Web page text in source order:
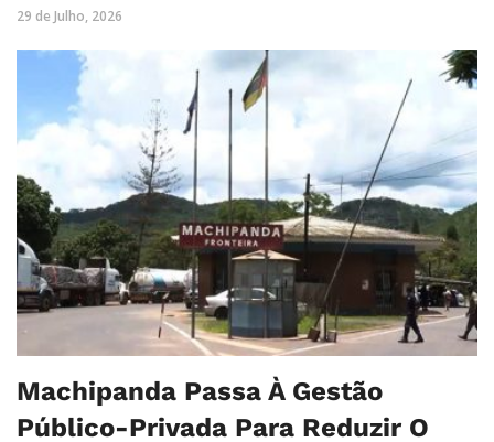
29 de Julho, 2026
Machipanda Passa À Gestão
Público-Privada Para Reduzir O